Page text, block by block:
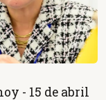
- 15 de abril